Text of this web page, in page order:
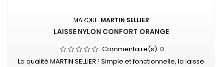
MARQUE: MARTIN SELLIER
LAISSE NYLON CONFORT ORANGE
Commentaire(s): 0
La qualité MARTIN SELLIER ! Simple et fonctionnelle, la laisse